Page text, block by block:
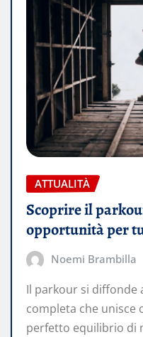
ATTUALITÀ
Scoprire il
opportunità per
Noemi Brambilla
Il parkour si diffonde
completa che unisce
perfetto equilibrio di